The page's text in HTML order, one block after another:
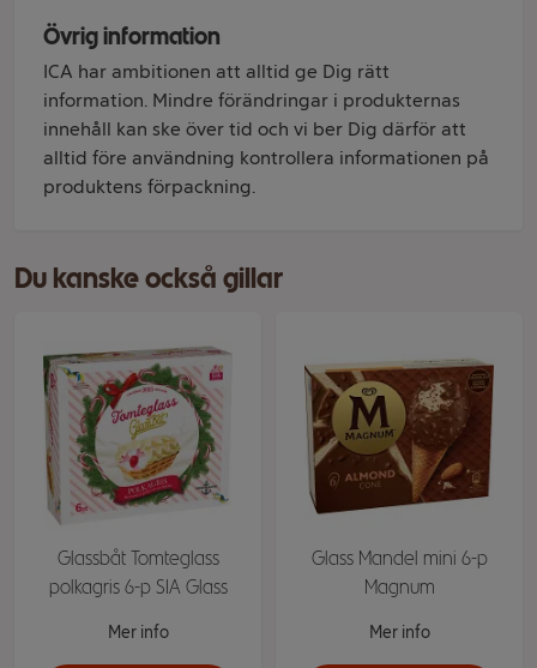
Övrig information
ICA har ambitionen att alltid ge Dig rätt
information. Mindre förändringar i produkternas
innehåll kan ske över tid och vi ber Dig därför att
alltid före användning kontrollera informationen på
produktens förpackning.
Du kanske också gillar
Glassbåt Tomteglass
polkagris 6-p SIA Glass
Mer info
Glass Mandel mini 6-p
Magnum
Mer info